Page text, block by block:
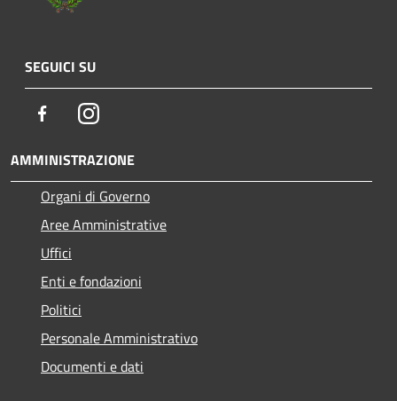
SEGUICI SU
FacebookInstagram
AMMINISTRAZIONE
Organi di Governo
Aree Amministrative
Uffici
Enti e fondazioni
Politici
Personale Amministrativo
Documenti e dati